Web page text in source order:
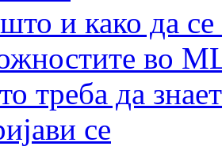
и како да
во
треба да
се